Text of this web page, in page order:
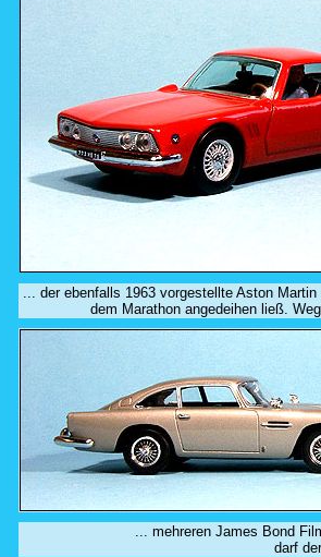
... der ebenfalls 1963 vorgestellte Aston
dem Marathon angedeihen ließ.
... mehreren James Bond
darf